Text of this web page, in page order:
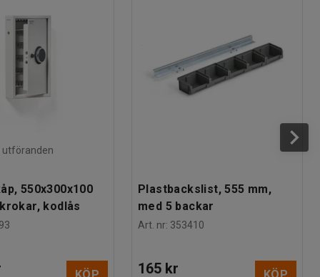
utföranden
550x300x100
kodlås
Plastbackslist, 555 mm,
med 5 backar
Art. nr: 353410
165 kr